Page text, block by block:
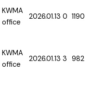
KWMA
office
2026.01.13 0 1190
KWMA
office
2026.01.13 3 982